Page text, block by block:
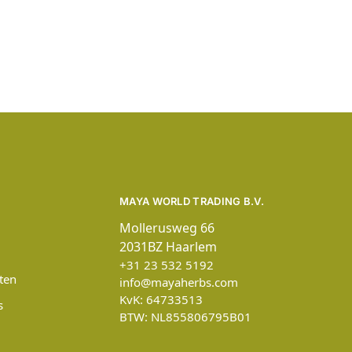
MAYA WORLD TRADING B.V.
Mollerusweg 66
2031BZ Haarlem
+31 23 532 5192
info@mayaherbs.com
KvK: 64733513
BTW: NL855806795B01